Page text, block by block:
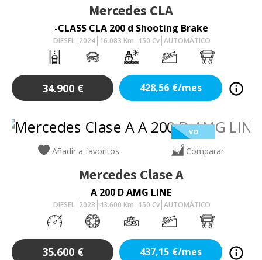
Mercedes CLA
-CLASS CLA 200 d Shooting Brake
DIESEL 2024 16.083 Km 150 Cv AUTOMÁTICO
34.900 € 428,56 €/mes
VO
Añadir a favoritos Comparar
Mercedes Clase A
A 200 D AMG LINE
DIESEL 2023 43.600 Km 150 Cv AUTOMÁTICO
35.600 € 437,15 €/mes